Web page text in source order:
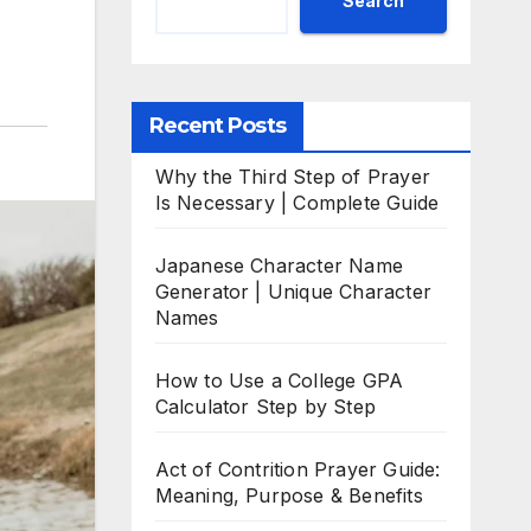
Recent Posts
Why the Third Step of Prayer
Is Necessary | Complete Guide
Japanese Character Name
Generator | Unique Character
Names
How to Use a College GPA
Calculator Step by Step
Act of Contrition Prayer Guide:
Meaning, Purpose & Benefits